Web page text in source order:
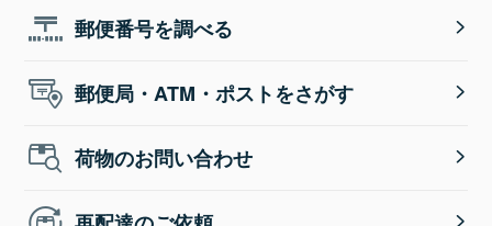
郵便番号を調べる
郵便局・ATM・ポストをさがす
荷物のお問い合わせ